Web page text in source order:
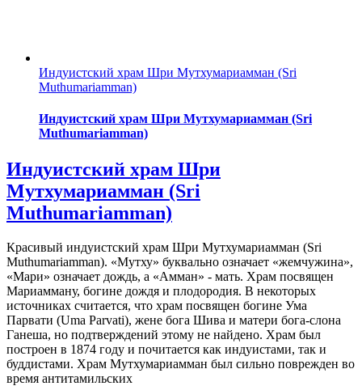
Индуистский храм Шри Мутхумариамман (Sri
Muthumariamman)
Индуистский храм Шри Мутхумариамман (Sri
Muthumariamman)
Индуистский храм Шри
Мутхумариамман (Sri
Muthumariamman)
Красивый индуистский храм Шри Мутхумариамман (Sri
Muthumariamman). «Мутху» буквально означает «жемчужина»,
«Мари» означает дождь, а «Амман» - мать. Храм посвящен
Мариамману, богине дождя и плодородия. В некоторых
источниках считается, что храм посвящен богине Ума
Парвати (Uma Parvati), жене бога Шива и матери бога-слона
Ганеша, но подтверждений этому не найдено. Храм был
построен в 1874 году и почитается как индуистами, так и
буддистами. Храм Мутхумариамман был сильно поврежден во
время антитамильских